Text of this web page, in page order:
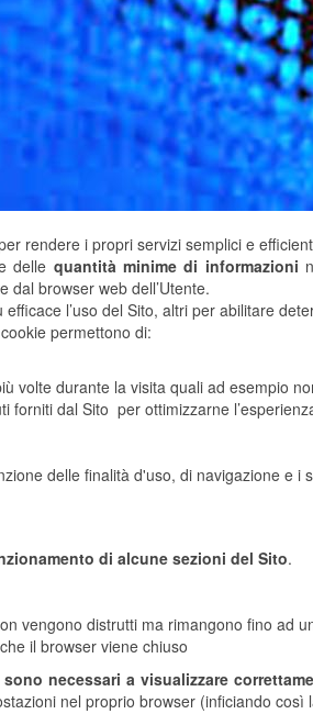
rendere i propri servizi semplici e
delle quantità minime di informazioni
dal browser web dell’Utente.
l’uso del Sito, altri per abilitare
permettono di:
volte durante la visita quali ad esempio
forniti dal Sito per ottimizzarne
delle finalità d'uso, di navigazione e i
di alcune sezioni del Sito.
vengono distrutti ma rimangono fino ad
il browser viene chiuso
sono necessari a visualizzare
nel proprio browser (inficiando